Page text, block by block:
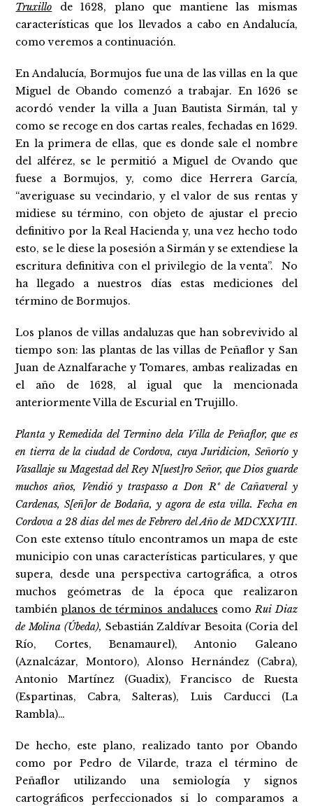
Truxillo
de 1628, plano que mantiene las mismas
características que los llevados a cabo en Andalucía,
como veremos a continuación.
En Andalucía, Bormujos fue una de las villas en la que
Miguel de Obando comenzó a trabajar. En 1626 se
acordó vender la villa a Juan Bautista Sirmán, tal y
como se recoge en dos cartas reales, fechadas en 1629.
En la primera de ellas, que es donde sale el nombre
del alférez, se le permitió a Miguel de Ovando que
fuese a Bormujos, y, como dice Herrera García,
“averiguase su vecindario, y el valor de sus rentas y
midiese su término, con objeto de ajustar el precio
definitivo por la Real Hacienda y, una vez hecho todo
esto, se le diese la posesión a Sirmán y se extendiese la
escritura definitiva con el privilegio de la venta”. No
ha llegado a nuestros días estas mediciones del
término de Bormujos.
Los planos de villas andaluzas que han sobrevivido al
tiempo son: las plantas de las villas de Peñaflor y San
Juan de Aznalfarache y Tomares, ambas realizadas en
el año de 1628, al igual que la mencionada
anteriormente Villa de Escurial en Trujillo.
Planta y Remedida del Termino dela Villa de Peñaflor, que es
en tierra de la ciudad de Cordova, cuya Juridicion, Señorío y
Vasallaje su Magestad del Rey N[uest]ro Señor, que Dios guarde
muchos años, Vendió y traspasso a Don Rº de Cañaveral y
Cardenas, S[eñ]or de Bodaña, y agora de esta villa. Fecha en
Cordova a 28 dias del mes de Febrero del Año de MDCXXVIII.
Con este extenso título encontramos un mapa de este
municipio con unas características particulares, y que
supera, desde una perspectiva cartográfica, a otros
muchos geómetras de la época que realizaron
tambiénplanos de términos andaluces comoRui Diaz
de Molina (Úbeda), Sebastián Zaldívar Besoita (Coria del
Río, Cortes, Benamaurel), Antonio Galeano
(Aznalcázar, Montoro), Alonso Hernández (Cabra),
Antonio Martínez (Guadix), Francisco de Ruesta
(Espartinas, Cabra, Salteras), Luis Carducci (La
Rambla)…
De hecho, este plano, realizado tanto por Obando
como por Pedro de Vilarde, traza el término de
Peñaflor utilizando una semiología y signos
cartográficos perfeccionados si lo comparamos a